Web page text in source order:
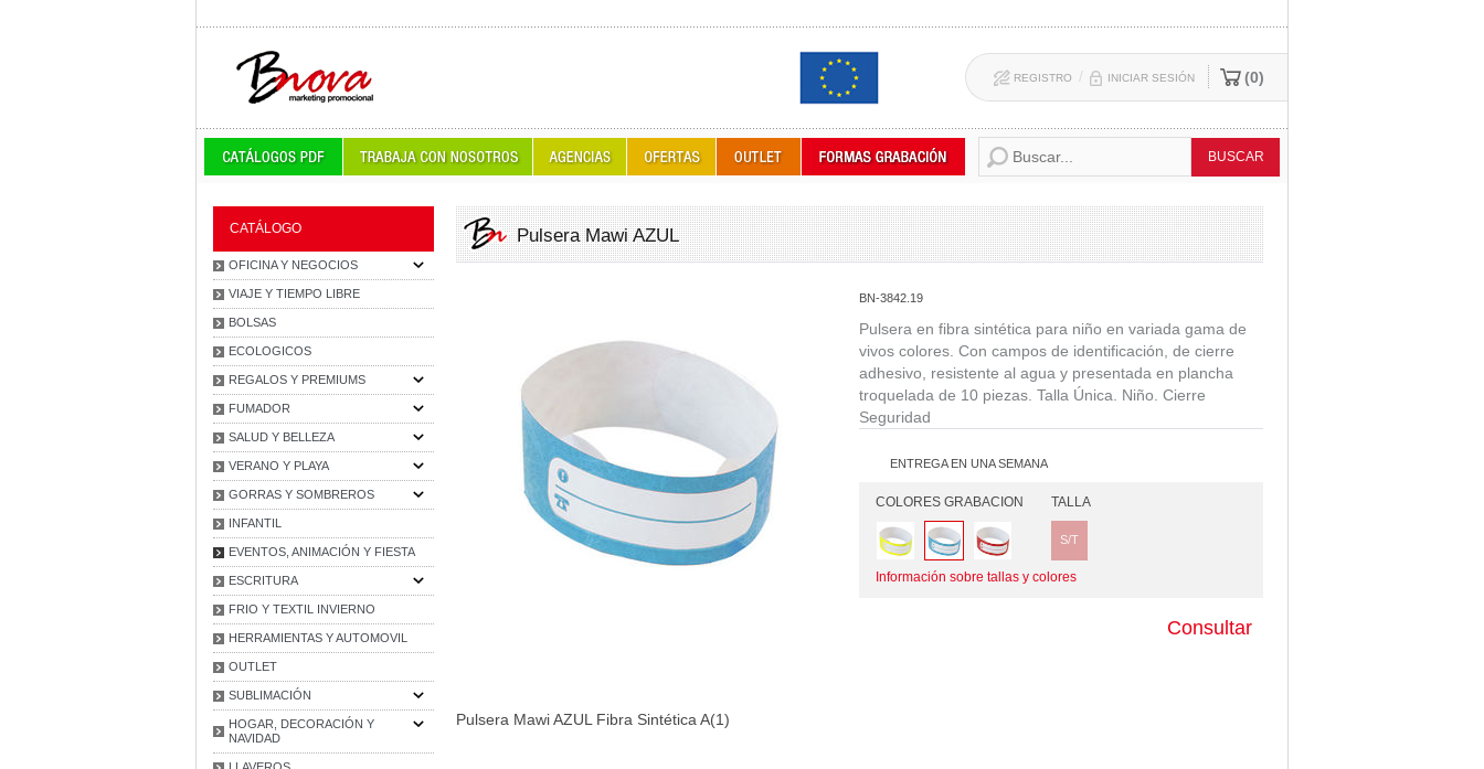
REGISTRO / INICIAR SESIÓN 0
CATÁLOGO
OFICINA Y NEGOCIOS
VIAJE Y TIEMPO LIBRE
BOLSAS
ECOLOGICOS
REGALOS Y PREMIUMS
FUMADOR
SALUD Y BELLEZA
VERANO Y PLAYA
GORRAS Y SOMBREROS
INFANTIL
EVENTOS, ANIMACIÓN Y FIESTA
ESCRITURA
FRIO Y TEXTIL INVIERNO
HERRAMIENTAS Y AUTOMOVIL
OUTLET
SUBLIMACIÓN
HOGAR, DECORACIÓN Y
NAVIDAD
Pulsera Mawi AZUL
BN-3842.19
Pulsera en fibra sintética para niño en variada gama de
vivos colores. Con campos de identificación, de cierre
adhesivo, resistente al agua y presentada en plancha
troquelada de 10 piezas. Talla Única. Niño. Cierre
Seguridad
ENTREGA EN UNA SEMANA
COLORES GRABACION TALLA
S/T
Información sobre tallas y colores
Consultar
Pulsera Mawi AZUL Fibra Sintética A(1)